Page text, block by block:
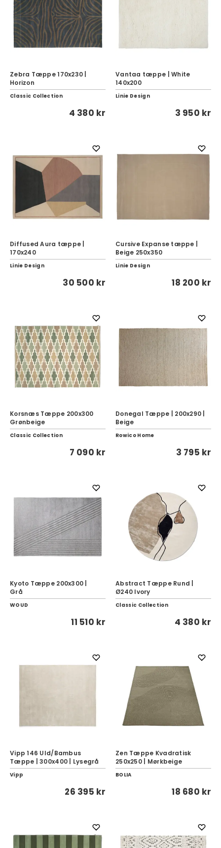
Zebra Tæppe 170x230 |
Horizon
Classic Collection
4 380 kr
Vantaa tæppe | White
140x200
Linie Design
3 950 kr
Diffused Aura tæppe |
170x240
Linie Design
30 500 kr
Cursive Expanse tæppe |
Beige 250x350
Linie Design
18 200 kr
Korsnæs Tæppe 200x300
Grønbeige
Classic Collection
7 090 kr
Donegal Tæppe | 200x290 |
Beige
Rowico Home
3 795 kr
Kyoto Tæppe 200x300 |
Grå
WOUD
11 510 kr
Abstract Tæppe Rund |
Ø240 Ivory
Classic Collection
4 380 kr
Vipp 146 Uld/Bambus
Tæppe | 300x400 | Lysegrå
Vipp
26 395 kr
Zen Tæppe Kvadratisk
250x250 | Mørkbeige
BOLIA
18 680 kr